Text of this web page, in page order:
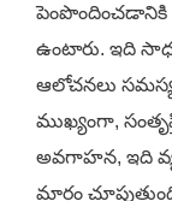
పెంపొందించడానికి
ఉంటారు. ఇది
ఆలోచనలు
ముఖ్యంగా,
అవగాహన, ఇది
మార్గం